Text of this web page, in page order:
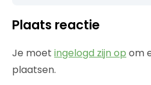
Plaats reactie
Je moet ingelogd zijn op om
plaatsen.